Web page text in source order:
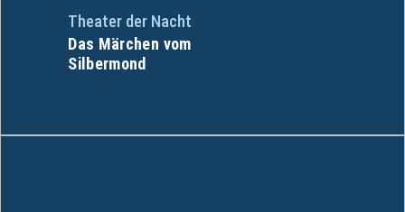
Theater der Nacht
Das Märchen vom
Silbermond